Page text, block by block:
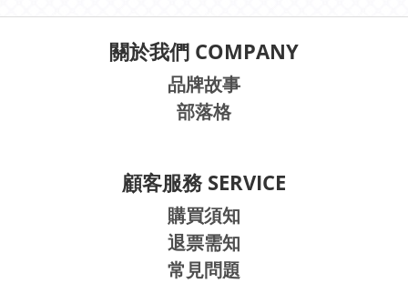
關於我們 COMPANY
品牌故事
部落格
顧客服務 SERVICE
購買須知
退票需知
常見問題